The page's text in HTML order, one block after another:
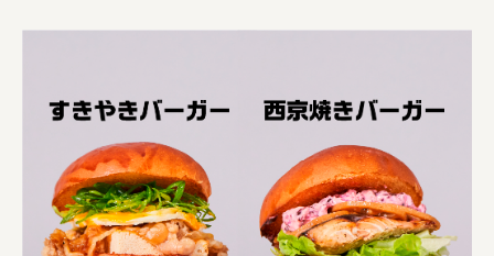
Panasonic
江東区
日鉄興和不動産株式会社
株式会社コスモスイニシア